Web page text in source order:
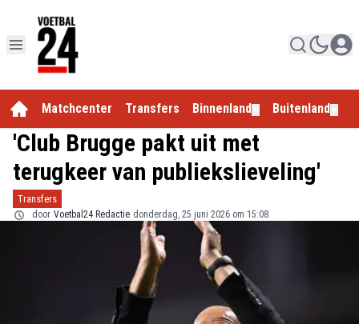
Matchcenter Transfers Binnenland Buitenland
'Club Brugge pakt uit met
terugkeer van publiekslieveling'
Transfers
door Voetbal24 Redactie donderdag, 25 juni 2026 om 15:08